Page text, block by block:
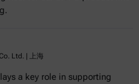
Ltd. | 上海
a key role in supporting